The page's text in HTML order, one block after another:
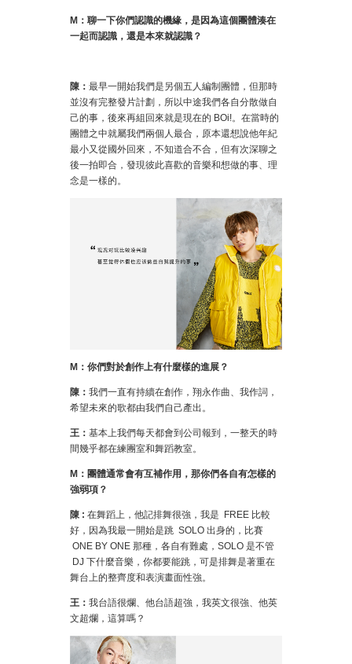
M ：聊一下你們認識的機緣，是因為這個團體湊在
一起而認識，還是本來就認識？
陳： 最早一開始我們是另個五人編制團體，但那時
並沒有完整發片計劃，所以中途我們各自分散做自
己的事，後來再組回來就是現在的 BOi!。在當時的
團體之中就屬我們兩個人最合，原本還想說他年紀
最小又從國外回來，不知道合不合，但有次深聊之
後一拍即合，發現彼此喜歡的音樂和想做的事、理
念是一樣的。
M ：你們對於創作上有什麼樣的進展？
陳： 我們一直有持續在創作，翔永作曲、我作詞，
希望未來的歌都由我們自己產出。
王： 基本上我們每天都會到公司報到，一整天的時
間幾乎都在練團室和舞蹈教室。
M ：團體通常會有互補作用，那你們各自有怎樣的
強弱項？
陳 : 在舞蹈上，他記排舞很強，我是 FREE 比較
好，因為我最一開始是跳 SOLO 出身的，比賽
ONE BY ONE 那種，各自有難處，SOLO 是不管
DJ 下什麼音樂，你都要能跳，可是排舞是著重在
舞台上的整齊度和表演畫面性強。
王： 我台語很爛、他台語超強，我英文很強、他英
文超爛，這算嗎？